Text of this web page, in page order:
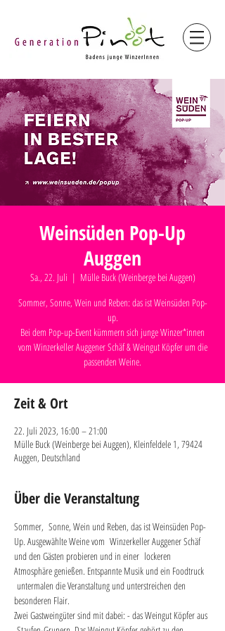
Weinsüden Pop-Up
Auggen
Sa., 22. Juli
  |
Mülle Buck (Weinberge bei Auggen)
Sommer, Sonne, Wein und Reben: das ist Weinsüden Pop-
up.
Bei dem Pop-up-Event kümmern sich junge Winzer*innen
vom Winzerkeller Auggener Schäf & Weingut Köpfer um die
passenden Weine.
Zeit & Ort
22. Juli 2023, 16:00 – 21:00
Mülle Buck (Weinberge bei Auggen), Kleinfeldele 1, 79424
Auggen, Deutschland
Über die Veranstaltung
Sommer,  Sonne, Wein und Reben, das ist Weinsüden Pop-
Up. Ausgewählte Weine vom  Winzerkeller Auggener Schäf
und den Gästen probieren und in einer  lockeren
Atmosphäre genießen. Entspannte Musik und ein Foodtruck
untermalen die Veranstaltung und unterstreichen den
besonderen Flair.
Zwei Gastweingüter sind mit dabei: - das Weingut Köpfer aus